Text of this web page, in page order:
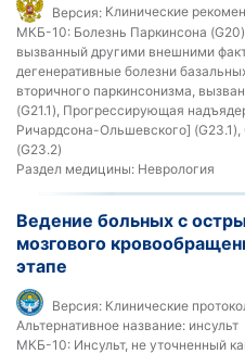
Версия: Клинические
МКБ-10: Болезнь Паркинсона
вызванный другими внешними
дегенеративные болезни
вторичного паркинсонизма,
(G21.1), Прогрессирующая
Ричардсона-Ольшевского]
(G23.2)
Раздел медицины: Неврология
Ведение больных с
мозгового
этапе
Версия: Клинические
Альтернативное название: инсульт
МКБ-10: Инсульт, не уточненный